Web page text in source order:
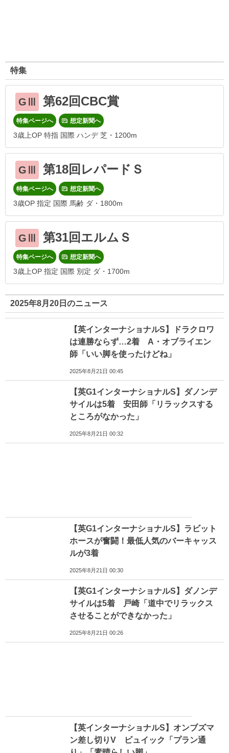
特集
GⅢ 第62回CBC賞
特集ページへ 想定新聞へ
3歳上OP 特指 国際 ハンデ 芝・1200m
GⅢ 第18回レパードＳ
特集ページへ 想定新聞へ
3歳OP 指定 国際 馬齢 ダ・1800m
GⅢ 第31回エルムＳ
特集ページへ 想定新聞へ
3歳上OP 指定 国際 別定 ダ・1700m
2025年8月20日のニュース
【英インターナショナルS】ドラクロワ
は連勝ならず…2着 A・オブライエン
師「いい脚を使ったけどね」
2025年8月21日 00:45
【英G1インターナショナルS】ダノンデ
サイルは5着 安田師「リラックスする
ところがなかった」
2025年8月21日 00:32
【英G1インターナショナルS】ラビット
ホースが奮闘！最低人気のバーキャッス
ルが3着
2025年8月21日 00:30
【英G1インターナショナルS】ダノンデ
サイルは5着 戸崎「道中でリラックス
させることができなかった」
2025年8月21日 00:26
【英インターナショナルS】オンブズマ
ン差し切りV ビュイック「プラン通